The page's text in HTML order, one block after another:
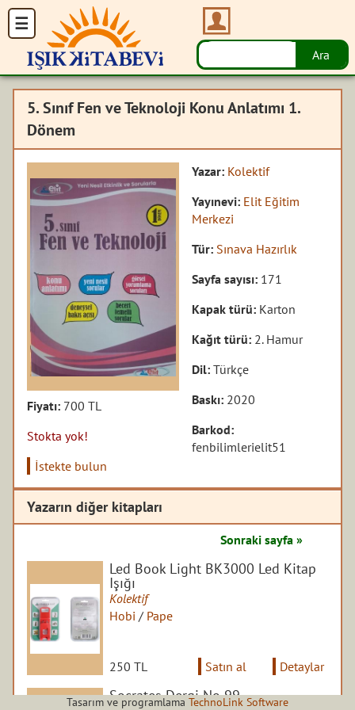
5. Sınıf Fen ve Teknoloji Konu Anlatımı 1.
Dönem
Fiyatı: 700 TL
Stokta yok!
İstekte bulun
Yazar: Kolektif
Yayınevi: Elit Eğitim
Merkezi
Tür: Sınava Hazırlık
Sayfa sayısı: 171
Kapak türü: Karton
Kağıt türü: 2. Hamur
Dil:Türkçe
Baskı: 2020
Barkod:
fenbilimlerielit51
Yazarın diğer kitapları
Sonraki sayfa »
Led Book Light BK3000 Led Kitap
Işığı
Kolektif
Hobi / Pape
250 TL Satın al Detaylar
Socrates Dergi No 99
Tasarım ve programlama TechnoLink Software